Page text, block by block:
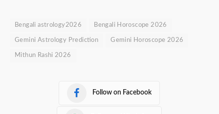
Bengali astrology2026 Bengali Horoscope 2026
Gemini Astrology Prediction Gemini Horoscope 2026
Mithun Rashi 2026
Follow on Facebook